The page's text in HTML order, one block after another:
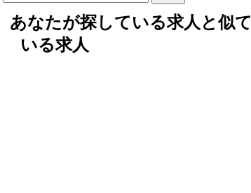
あなたが探している求人と似て
いる求人